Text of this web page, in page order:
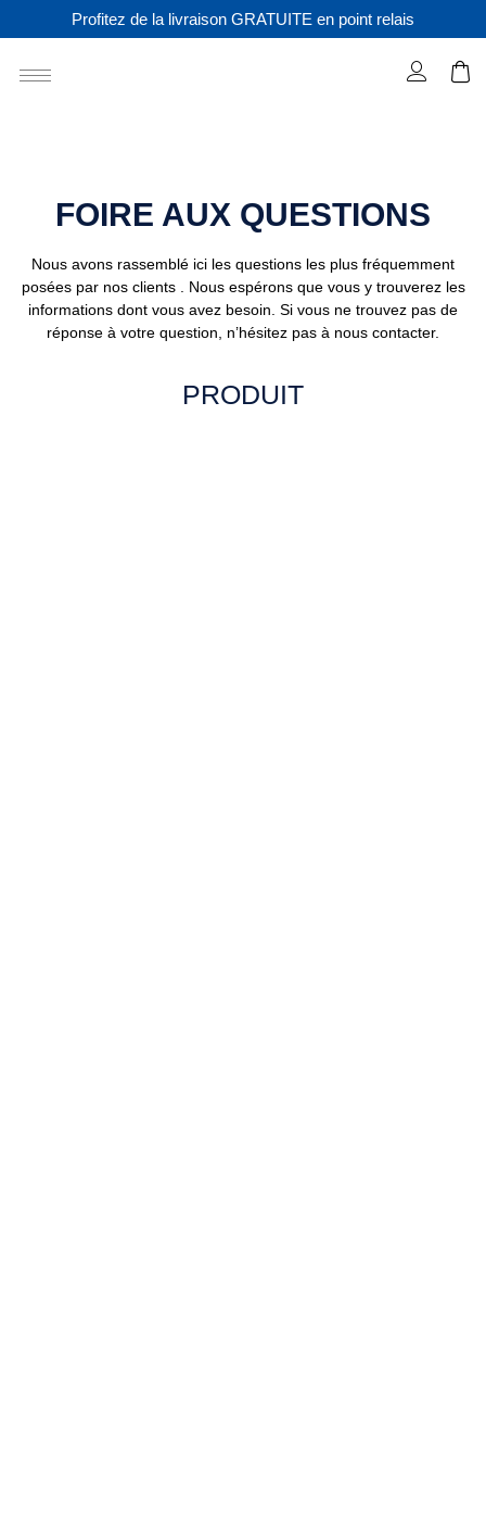
Profitez de la livraison GRATUITE en point relais
FOIRE AUX QUESTIONS
Nous avons rassemblé ici les questions les plus fréquemment
posées par nos clients . Nous espérons que vous y trouverez les
informations dont vous avez besoin. Si vous ne trouvez pas de
réponse à votre question, n’hésitez pas à nous contacter.
PRODUIT